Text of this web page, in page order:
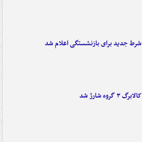
شرط جدید برای بازنشستگی اعلام شد
کالابرگ ۳ گروه شارژ شد